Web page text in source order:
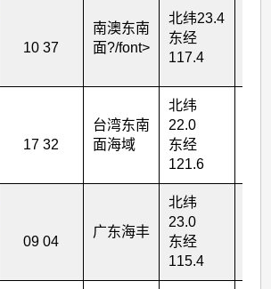
10 37
南澳东南
面?/font>
北纬23.4
东经
117.4
17 32
台湾东南
面海域
北纬
22.0
东经
121.6
09 04
广东海丰
北纬
23.0
东经
115.4